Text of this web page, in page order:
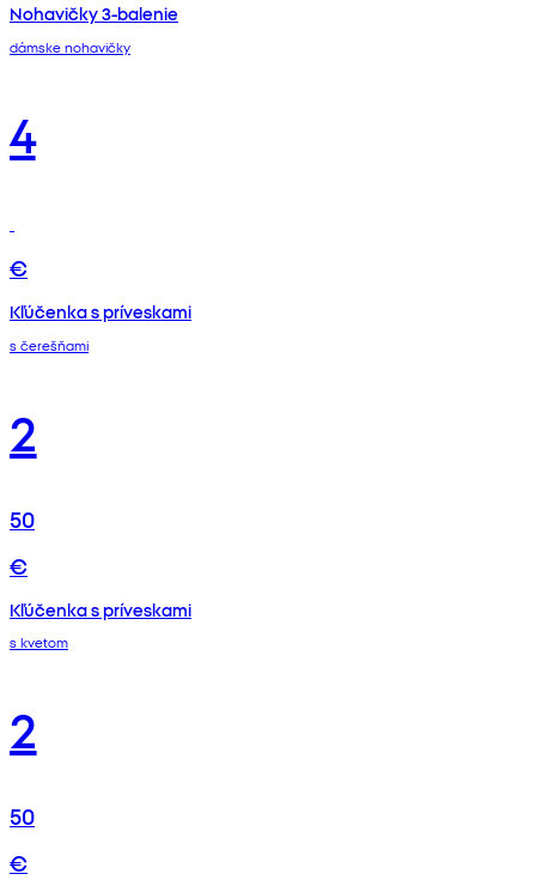
Nohavičky 3-balenie
dámske nohavičky
4
€
Kľúčenka s príveskami
s čerešňami
2
50
€
Kľúčenka s príveskami
s kvetom
2
50
€